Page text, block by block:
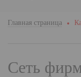
Главная страница
Сеть